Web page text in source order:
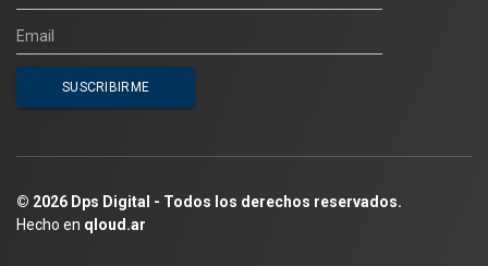
© 2026 Dps Digital - Todos los derechos reservados.
Hecho en qloud.ar